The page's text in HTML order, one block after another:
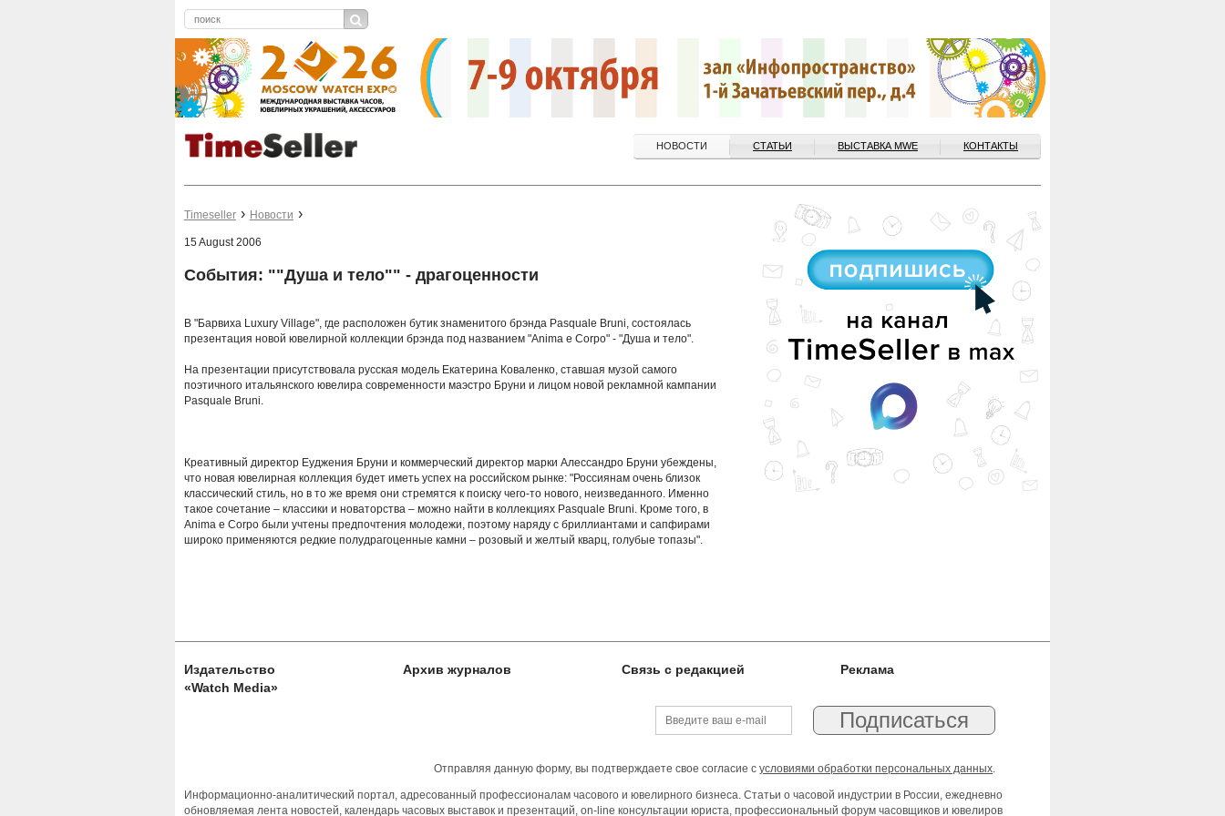
НОВОСТИ СТАТЬИ ВЫСТАВКА MWE КОНТАКТЫ
Timeseller Новости
15 August 2006
События: ""Душа и тело"" - драгоценности
В "Барвиха Luxury Village", где расположен бутик знаменитого брэнда Pasquale Bruni, состоялась
презентация новой ювелирной коллекции брэнда под названием "Anima e Corpo" - "Душа и тело".
На презентации присутствовала русская модель Екатерина Коваленко, ставшая музой самого
поэтичного итальянского ювелира современности маэстро Бруни и лицом новой рекламной кампании
Pasquale Bruni.
Креативный директор Еуджения Бруни и коммерческий директор марки Алессандро Бруни убеждены,
что новая ювелирная коллекция будет иметь успех на российском рынке: "Россиянам очень близок
классический стиль, но в то же время они стремятся к поиску чего-то нового, неизведанного. Именно
такое сочетание – классики и новаторства – можно найти в коллекциях Pasquale Bruni. Кроме того, в
Anima e Corpo были учтены предпочтения молодежи, поэтому наряду с бриллиантами и сапфирами
широко применяются редкие полудрагоценные камни – розовый и желтый кварц, голубые топазы".
Издательство
«Watch Media»
Архив журналов Связь с редакцией Реклама
Отправляя данную форму, вы подтверждаете свое согласие с условиями обработки персональных данных.
Информационно-аналитический портал, адресованный профессионалам часового и ювелирного бизнеса. Статьи о часовой индустрии в России, ежедневно
обновляемая лента новостей, календарь часовых выставок и презентаций, on-line консультации юриста, профессиональный форум часовщиков и ювелиров